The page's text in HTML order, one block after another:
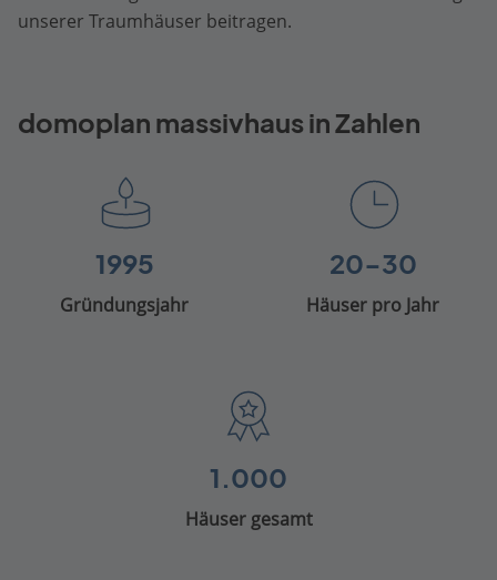
unserer Traumhäuser beitragen.
domoplan massivhaus in Zahlen
1995
Gründungsjahr
20-30
Häuser pro Jahr
1.000
Häuser gesamt